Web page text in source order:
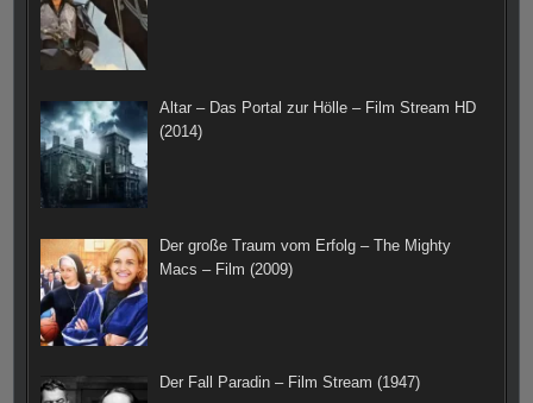
Altar – Das Portal zur Hölle – Film Stream HD
(2014)
Der große Traum vom Erfolg – The Mighty
Macs – Film (2009)
Der Fall Paradin – Film Stream (1947)